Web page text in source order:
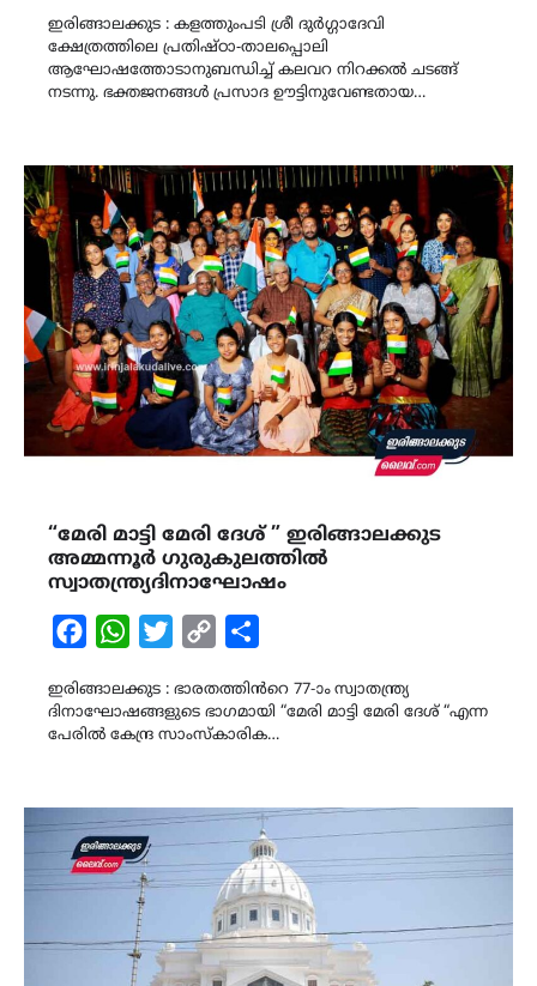
ഇരിങ്ങാലക്കുട : കളത്തുംപടി ശ്രീ ദുർഗ്ഗാദേവി
ക്ഷേത്രത്തിലെ പ്രതിഷ്ഠാ-താലപ്പൊലി
ആഘോഷത്തോടാനുബന്ധിച്ച് കലവറ നിറക്കൽ ചടങ്ങ്
നടന്നു. ഭക്തജനങ്ങൾ പ്രസാദ ഊട്ടിനുവേണ്ടതായ…
“മേരി മാട്ടി മേരി ദേശ് ” ഇരിങ്ങാലക്കുട
അമ്മന്നൂർ ഗുരുകുലത്തിൽ
സ്വാതന്ത്ര്യദിനാഘോഷം
FacebookWhatsAppTwitterCopy
ഇരിങ്ങാലക്കുട : ഭാരതത്തിൻറെ 77-ാം സ്വാതന്ത്ര്യ
ദിനാഘോഷങ്ങളുടെ ഭാഗമായി “മേരി മാട്ടി മേരി ദേശ് “എന്ന
പേരിൽ കേന്ദ്ര സാംസ്കാരിക…